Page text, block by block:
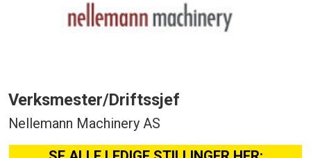
Verksmester/Driftssjef
Nellemann Machinery AS